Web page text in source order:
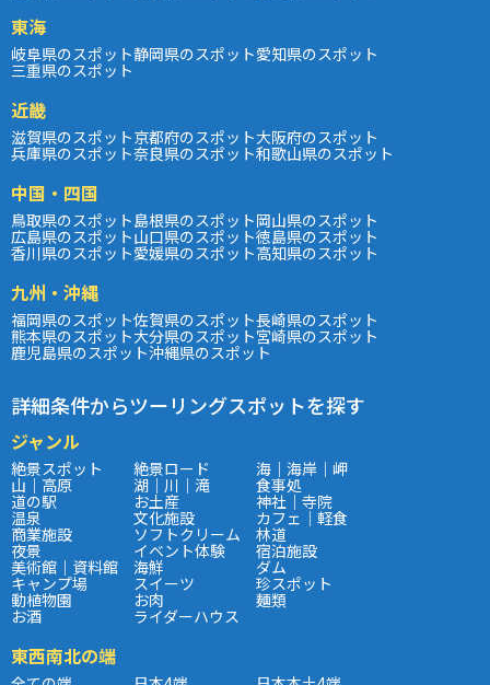
東海
岐阜県のスポット静岡県のスポット愛知県のスポット
三重県のスポット
近畿
滋賀県のスポット京都府のスポット大阪府のスポット
兵庫県のスポット奈良県のスポット和歌山県のスポット
中国・四国
鳥取県のスポット島根県のスポット岡山県のスポット
広島県のスポット山口県のスポット徳島県のスポット
香川県のスポット愛媛県のスポット高知県のスポット
九州・沖縄
福岡県のスポット佐賀県のスポット長崎県のスポット
熊本県のスポット大分県のスポット宮崎県のスポット
鹿児島県のスポット沖縄県のスポット
詳細条件からツーリングスポットを探す
ジャンル
絶景スポット 絶景ロード 海｜海岸｜岬
山｜高原 湖｜川｜滝 食事処
道の駅 お土産 神社｜寺院
温泉 文化施設 カフェ｜軽食
商業施設 ソフトクリーム 林道
夜景 イベント体験 宿泊施設
美術館｜資料館 海鮮 ダム
キャンプ場 スイーツ 珍スポット
動植物園 お肉 麺類
お酒 ライダーハウス
東西南北の端